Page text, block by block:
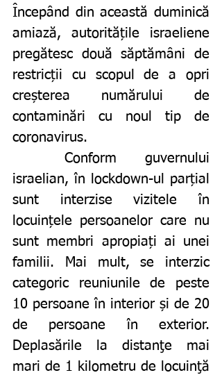
Începând din această duminică
amiază, autoritățile israeliene
pregătesc două săptămâni de
restricții cu scopul de a opri
creșterea numărului de
contaminări cu noul tip de
coronavirus.
israelian, în lockdown-ul parțial
sunt interzise vizitele în
locuințele persoanelor care nu
sunt membri apropiați ai unei
familii. Mai mult, se interzic
categoric reuniunile de peste
10 persoane în interior și de 20
de persoane în exterior.
Deplasările la distanţe mai
mari de 1 kilometru de locuinţă